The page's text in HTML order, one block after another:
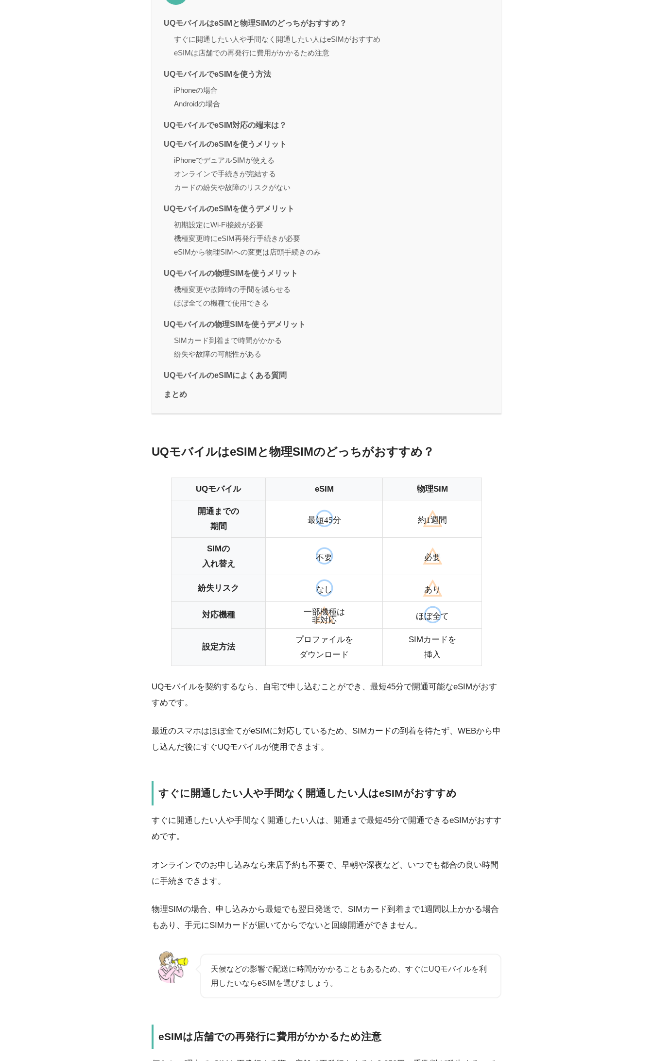
UQモバイルはeSIMと物理SIMのどっちがおすすめ？
すぐに開通したい人や手間なく開通したい人はeSIMがおすすめ
eSIMは店舗での再発行に費用がかかるため注意
UQモバイルでeSIMを使う方法
iPhoneの場合
Androidの場合
UQモバイルでeSIM対応の端末は？
UQモバイルのeSIMを使うメリット
iPhoneでデュアルSIMが使える
オンラインで手続きが完結する
カードの紛失や故障のリスクがない
UQモバイルのeSIMを使うデメリット
初期設定にWi-Fi接続が必要
機種変更時にeSIM再発行手続きが必要
eSIMから物理SIMへの変更は店頭手続きのみ
UQモバイルの物理SIMを使うメリット
機種変更や故障時の手間を減らせる
ほぼ全ての機種で使用できる
UQモバイルの物理SIMを使うデメリット
SIMカード到着まで時間がかかる
紛失や故障の可能性がある
UQモバイルのeSIMによくある質問
まとめ
UQモバイルはeSIMと物理SIMのどっちがおすすめ？
UQモバイル eSIM 物理SIM
開通までの
期間
最短45分 約1週間
SIMの
入れ替え
不要 必要
紛失リスク なし あり
対応機種
一部機種は
非対応
ほぼ全て
設定方法
プロファイルを
ダウンロード
SIMカードを
挿入
UQモバイルを契約するなら、自宅で申し込むことができ、最短45分で開通可能なeSIMがおす
すめです。
最近のスマホはほぼ全てがeSIMに対応しているため、SIMカードの到着を待たず、WEBから申
し込んだ後にすぐUQモバイルが使用できます。
すぐに開通したい人や手間なく開通したい人はeSIMがおすすめ
すぐに開通したい人や手間なく開通したい人は、開通まで最短45分で開通できるeSIMがおすす
めです。
オンラインでのお申し込みなら来店予約も不要で、早朝や深夜など、いつでも都合の良い時間
に手続きできます。
物理SIMの場合、申し込みから最短でも翌日発送で、SIMカード到着まで1週間以上かかる場合
もあり、手元にSIMカードが届いてからでないと回線開通ができません。
天候などの影響で配送に時間がかかることもあるため、すぐにUQモバイルを利
用したいならeSIMを選びましょう。
eSIMは店舗での再発行に費用がかかるため注意